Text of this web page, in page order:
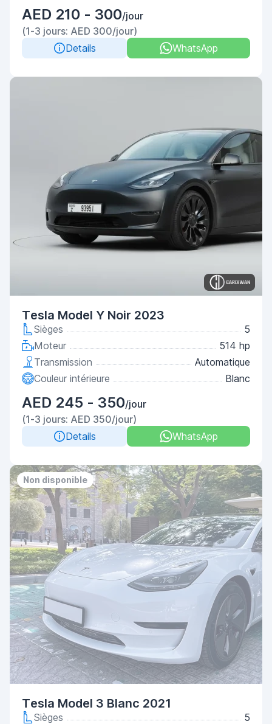
AED 210 - 300/jour
(1-3 jours: AED 300/jour)
Details
WhatsApp
Tesla Model Y Noir 2023
Sièges
5
Moteur
514 hp
Transmission
Automatique
Couleur intérieure
Blanc
AED 245 - 350/jour
(1-3 jours: AED 350/jour)
Details
WhatsApp
Non disponible
Tesla Model 3 Blanc 2021
Sièges
5